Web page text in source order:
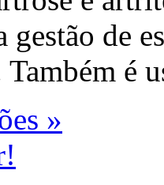
gestão de
é
»